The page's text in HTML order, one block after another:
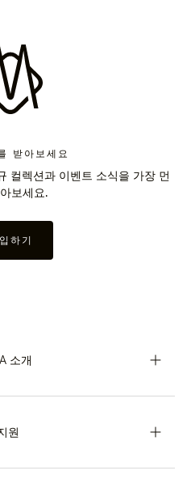
받아보세요
컬렉션과 이벤트 소식을 가장 먼
보세요.
하기
소개
원